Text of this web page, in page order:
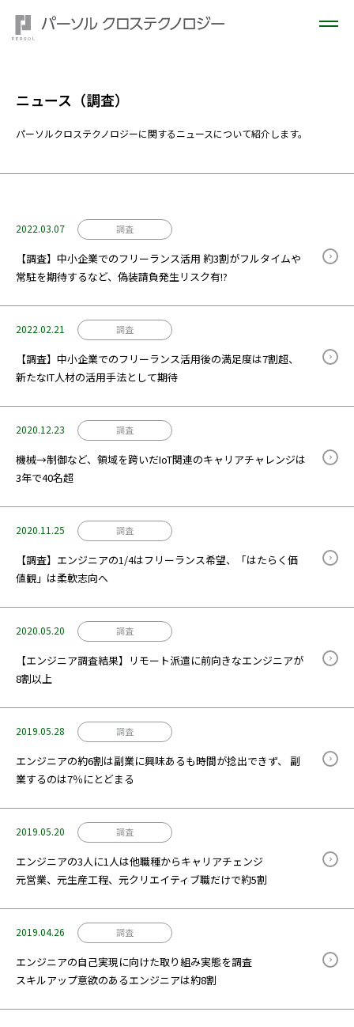
ニュース（調査）
パーソルクロステクノロジーに関するニュースについて紹介します。
2022.03.07 調査
【調査】中小企業でのフリーランス活用 約3割がフルタイムや
常駐を期待するなど、偽装請負発生リスク有!?
2022.02.21 調査
【調査】中小企業でのフリーランス活用後の満足度は7割超、
新たなIT人材の活用手法として期待
2020.12.23 調査
機械→制御など、領域を跨いだIoT関連のキャリアチャレンジは
3年で40名超
2020.11.25 調査
【調査】エンジニアの1/4はフリーランス希望、「はたらく価
値観」は柔軟志向へ
2020.05.20 調査
【エンジニア調査結果】リモート派遣に前向きなエンジニアが
8割以上
2019.05.28 調査
エンジニアの約6割は副業に興味あるも時間が捻出できず、 副
業するのは7％にとどまる
2019.05.20 調査
エンジニアの3人に1人は他職種からキャリアチェンジ
元営業、元生産工程、元クリエイティブ職だけで約5割
2019.04.26 調査
エンジニアの自己実現に向けた取り組み実態を調査
スキルアップ意欲のあるエンジニアは約8割